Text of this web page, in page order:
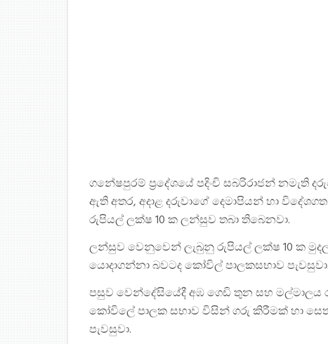
ගනේෂපුරම් ප්‍රදේශයේ පදිංචි සබරිරාජන් නමැති
ඇති අතර, අදාළ දරුවාගේ දෙමාපියන් හා
රුපියල් ලක්ෂ 10 ක ලන්සුව තබා තිබෙනවා.
ලන්සුව වෙනුවෙන් ලැබුනු රුපියල් ලක්ෂ 10 ක
යොදාගන්නා බවටද කෝවිල් පාලකසභාව පැවසුවා.
පසුව වෙන්දේසියේදී අඹ ගෙඩි තුන සහ මල්මාලය
කෝවිලේ පාලක සභාව විසින් ගරු කිරීමක් හා
පැවසුවා.